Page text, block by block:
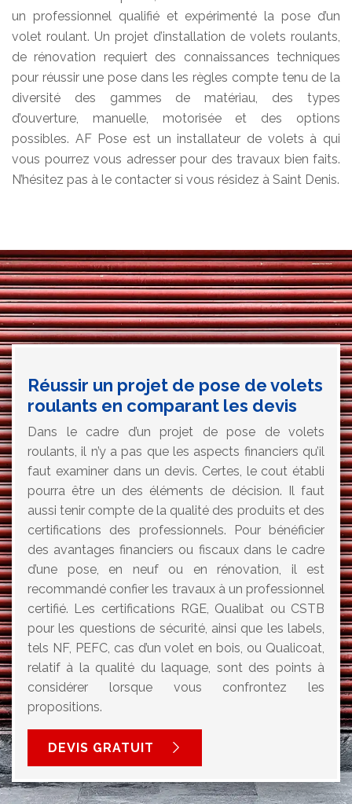
un professionnel qualifié et expérimenté la pose d’un
volet roulant. Un projet d’installation de volets roulants,
de rénovation requiert des connaissances techniques
pour réussir une pose dans les règles compte tenu de la
diversité des gammes de matériau, des types
d’ouverture, manuelle, motorisée et des options
possibles. AF Pose est un installateur de volets à qui
vous pourrez vous adresser pour des travaux bien faits.
N’hésitez pas à le contacter si vous résidez à Saint Denis.
Réussir un projet de pose de volets
roulants en comparant les devis
Dans le cadre d’un projet de pose de volets
roulants, il n’y a pas que les aspects financiers qu’il
faut examiner dans un devis. Certes, le cout établi
pourra être un des éléments de décision. Il faut
aussi tenir compte de la qualité des produits et des
certifications des professionnels. Pour bénéficier
des avantages financiers ou fiscaux dans le cadre
d’une pose, en neuf ou en rénovation, il est
recommandé confier les travaux à un professionnel
certifié. Les certifications RGE, Qualibat ou CSTB
pour les questions de sécurité, ainsi que les labels,
tels NF, PEFC, cas d’un volet en bois, ou Qualicoat,
relatif à la qualité du laquage, sont des points à
considérer lorsque vous confrontez les
propositions.
DEVIS GRATUIT